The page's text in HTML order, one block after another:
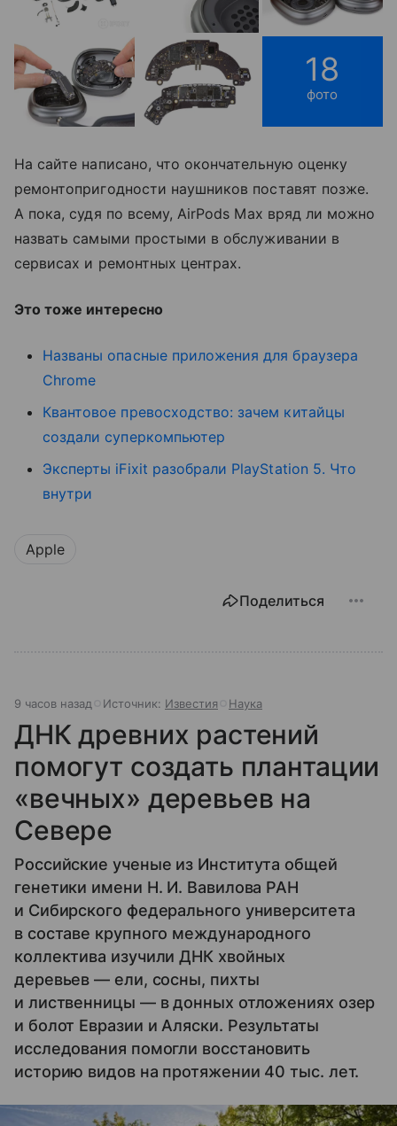
18
фото
На сайте написано, что окончательную оценку
ремонтопригодности наушников поставят позже.
А пока, судя по всему, AirPods Max вряд ли можно
назвать самыми простыми в обслуживании в
сервисах и ремонтных центрах.
Это тоже интересно
Названы опасные приложения для браузера
Chrome
Квантовое превосходство: зачем китайцы
создали суперкомпьютер
Эксперты iFixit разобрали PlayStation 5. Что
внутри
Apple
Поделиться
9 часов назад Источник: Известия Наука
ДНК древних растений
помогут создать плантации
«вечных» деревьев на
Севере
Российские ученые из Института общей
генетики имени Н. И. Вавилова РАН
и Сибирского федерального университета
в составе крупного международного
коллектива изучили ДНК хвойных
деревьев — ели, сосны, пихты
и лиственницы — в донных отложениях озер
и болот Евразии и Аляски. Результаты
исследования помогли восстановить
историю видов на протяжении 40 тыс. лет.